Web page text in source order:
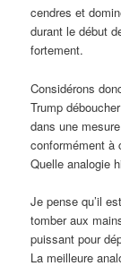
cendres et
durant le début
fortement.
Considérons
Trump
dans une
conformément à
Quelle analogie
Je pense qu’il
tomber aux
puissant pour
La meilleure